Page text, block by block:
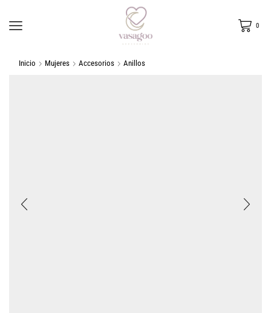
0
Inicio Mujeres Accesorios Anillos